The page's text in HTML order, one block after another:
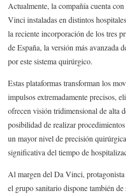
Actualmente, la compañía cuenta
Vinci instaladas en distintos
la reciente incorporación de los tres
de España, la versión más avanzada
por este sistema quirúrgico.
Estas plataformas transforman los
impulsos extremadamente precisos,
ofrecen visión tridimensional de alta
posibilidad de realizar
un mayor nivel de precisión
significativa del tiempo de
Al margen del Da Vinci,
el grupo sanitario dispone también de